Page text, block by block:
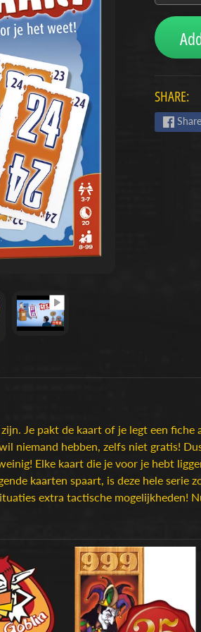
SHARE:
Share
Je pakt de kaart of je legt een
niemand hebben, zelfs niet gratis!
Elke kaart die je voor je hebt
kaarten spaart, is deze hele serie
extra tactische mogelijkheden!